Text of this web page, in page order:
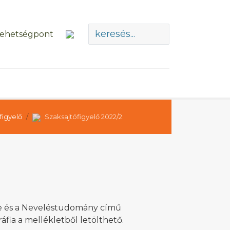
Szaksajtófigyelő 2022/2.
és a Neveléstudomány című
a mellékletből letölthető.